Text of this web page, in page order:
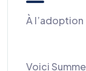
À l’adoption
Voici